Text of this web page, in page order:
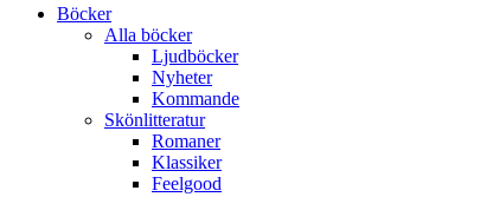
Böcker
Alla böcker
Ljudböcker
Nyheter
Kommande
Skönlitteratur
Romaner
Klassiker
Feelgood